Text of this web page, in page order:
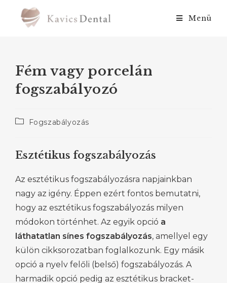
Menü
Fém vagy porcelán
fogszabályozó
Fogszabályozás
Esztétikus fogszabályozás
Az esztétikus fogszabályozásra napjainkban
nagy az igény. Éppen ezért fontos bemutatni,
hogy az esztétikus fogszabályozás milyen
módokon történhet. Az egyik opció a
láthatatlan sínes fogszabályozás, amellyel egy
külön cikksorozatban foglalkozunk. Egy másik
opció a nyelv felőli (belső) fogszabályozás. A
harmadik opció pedig az esztétikus bracket-